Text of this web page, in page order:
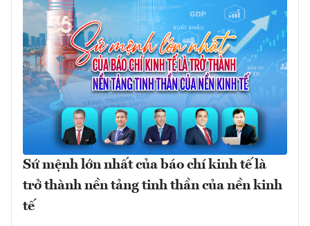
Sứ mệnh lớn nhất của báo chí kinh tế là
trở thành nền tảng tinh thần của nền kinh
tế